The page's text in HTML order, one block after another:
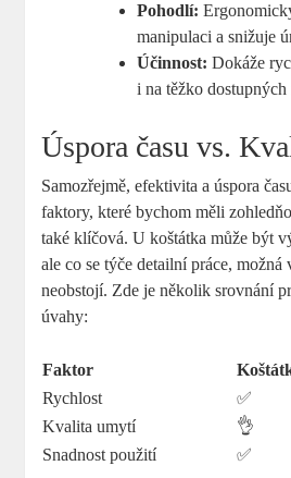
Pohodlí:
manipulaci a snižuje
Účinnost: Dokáže
i na těžko dostupných
Úspora času vs.
Samozřejmě, efektivita a úspora
faktory, které bychom měli
také klíčová. U koštátka může být
ale co se týče detailní práce, možná
neobstojí. Zde je několik srovnání
úvahy:
Faktor
Rychlost
✅
Kvalita umytí
👌
Snadnost použití
✅